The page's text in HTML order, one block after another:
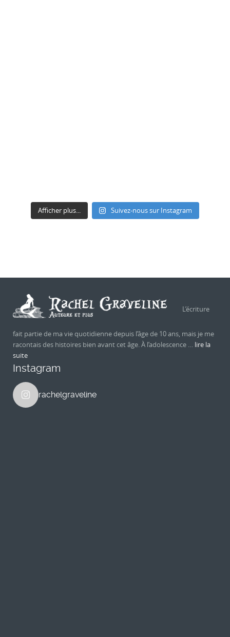
Afficher plus... Suivez-nous sur Instagram
L’écriture
fait partie de ma vie quotidienne depuis l’âge de 10 ans, mais je me
racontais des histoires bien avant cet âge. À l’adolescence … lire la
suite
Instagram
rachelgraveline